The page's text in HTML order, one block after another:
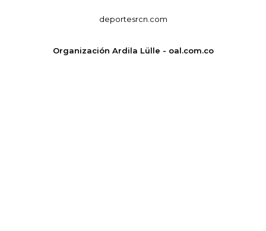
deportesrcn.com
Organización Ardila Lülle - oal.com.co